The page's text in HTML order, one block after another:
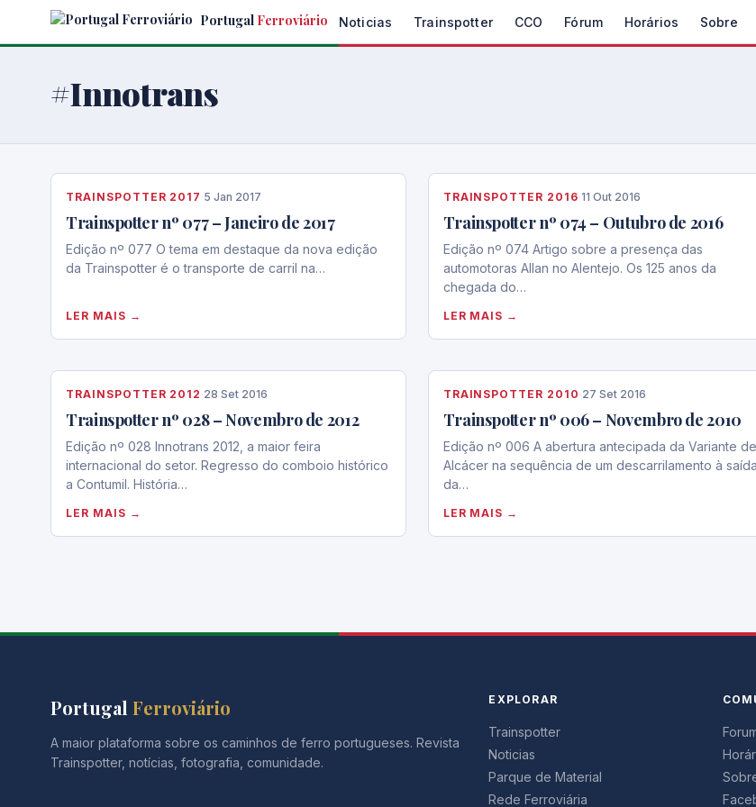
Portugal Ferroviário Noticias Trainspotter CCO Fórum Horários Sobre
#Innotrans
TRAINSPOTTER 2017 ·5 Jan 2017
Trainspotter nº 077 – Janeiro de 2017
Edição nº 077 O tema em destaque da nova edição
da Trainspotter é o transporte de carril na…
LER MAIS →
TRAINSPOTTER 2016·11 Out 2016
Trainspotter nº 074 – Outubro de 2016
Edição nº 074 Artigo sobre a presença das
automotoras Allan no Alentejo. Os 125 anos da
chegada do…
LER MAIS →
TRAINSPOTTER 2012 ·28 Set 2016
Trainspotter nº 028 – Novembro de 2012
Edição nº 028 Innotrans 2012, a maior feira
internacional do setor. Regresso do comboio histórico
a Contumil. História…
LER MAIS →
TRAINSPOTTER 2010 ·27 Set 2016
Trainspotter nº 006 – Novembro de 2010
Edição nº 006 A abertura antecipada da Variante de
Alcácer na sequência de um descarrilamento à saída
da…
LER MAIS →
Portugal Ferroviário
A maior plataforma sobre os caminhos de ferro portugueses. Revista
Trainspotter, notícias, fotografia, comunidade.
EXPLORAR
Trainspotter
Noticias
Parque de Material
Rede Ferroviária